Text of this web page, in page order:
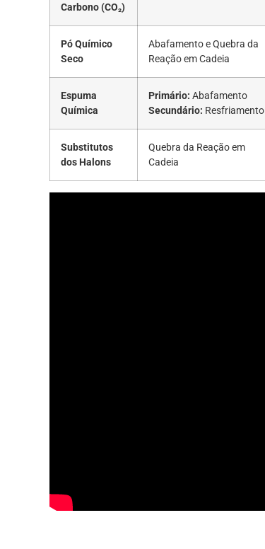
Carbono (CO₂)
Pó Químico
Seco
Abafamento e Quebra da
Reação em Cadeia
Espuma
Química
Primário: Abafamento
Secundário: Resfriamento
Substitutos
dos Halons
Quebra da Reação em
Cadeia